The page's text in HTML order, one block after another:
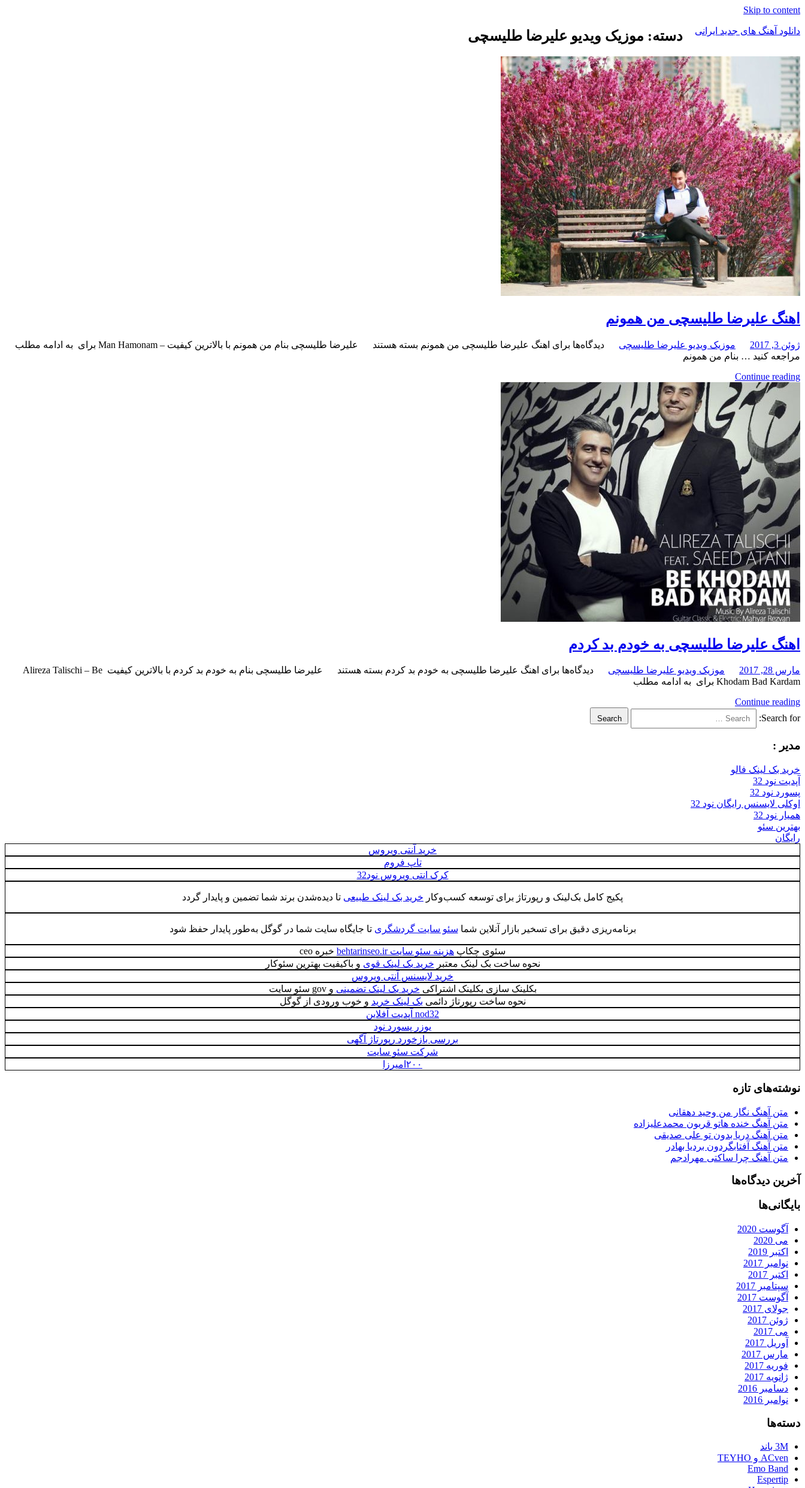
Skip to content
دانلود آهنگ های جدید ایرانی
دانلود
فول
آلبوم
موزیک
دسته: موزیک ویدیو علیرضا طلیسچی
اهنگ علیرضا طلیسچی من همونم
ژوئن 3, 2017 موزیک ویدیو علیرضا طلیسچی دیدگاه‌ها برای اهنگ علیرضا طلیسچی من همونم بسته هستند
علیرضا طلیسچی بنام من همونم با بالاترین کیفیت – Man Hamonam برای به ادامه مطلب
مراجعه کنید … بنام من همونم
Continue reading
اهنگ علیرضا طلیسچی به خودم بد کردم
مارس 28, 2017 موزیک ویدیو علیرضا طلیسچی دیدگاه‌ها برای اهنگ علیرضا طلیسچی به خودم بد کردم بسته هستند
علیرضا طلیسچی بنام به خودم بد کردم با بالاترین کیفیت Alireza Talischi – Be
Khodam Bad Kardam برای به ادامه مطلب
Continue reading
Search for:
Search
مدیر :
خرید بک لینک فالو
آپدیت نود 32
پسورد نود 32
اوکلی لایسنس رایگان نود 32
همیار نود 32
بهترین سئو
رایگان
خرید آنتی ویروس
تاپ فروم
کرک انتی ویروس نود32
پکیج کامل بک‌لینک و رپورتاژ برای توسعه کسب‌وکار خرید بک لینک طبیعی تا دیده‌شدن برند شما تضمین و پایدار گردد
برنامه‌ریزی دقیق برای تسخیر بازار آنلاین شما سئو سایت گردشگری تا جایگاه سایت شما در گوگل به‌طور پایدار حفظ شود
سئوی چکاپ هزینه سئو سایت behtarinseo.ir
خبره ceo
نحوه ساخت بک لینک معتبر خرید بک لینک قوی و باکیفیت بهترین سئوکار
خرید لایسنس آنتی ویروس
بکلینک سازی بکلینک اشتراکی خرید بک لینک تضمینی و gov سئو سایت
نحوه ساخت رپورتاژ دائمی بک لینک خرید و خوب ورودی از گوگل
nod32 آپدیت آفلاین
یوزر پسورد نود
بررسی بازخورد رپورتاژ آگهی
شرکت سئو سایت
۲۰۰امیرزا
نوشته‌های تازه
متن آهنگ نگار من وحید دهقانی
متن آهنگ خنده هاتو قربون محمدعلیزاده
متن آهنگ دریا بدون تو علی صدیقی
متن آهنگ آفتابگردون بردیا بهادر
متن آهنگ چرا ساکتی مهرادجم
آخرین دیدگاه‌ها
بایگانی‌ها
آگوست 2020
می 2020
اکتبر 2019
نوامبر 2017
اکتبر 2017
سپتامبر 2017
آگوست 2017
جولای 2017
ژوئن 2017
می 2017
آوریل 2017
مارس 2017
فوریه 2017
ژانویه 2017
دسامبر 2016
نوامبر 2016
دسته‌ها
3M باند
ACven و TEYHO
Emo Band
Espertip